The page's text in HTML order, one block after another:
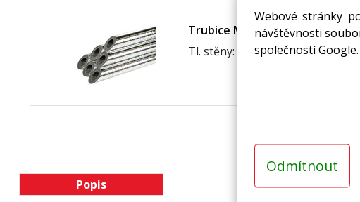
Webové stránky
návštěvnosti
společností
Odmítnout
Trubice MIRELON PET 50/25 mm
Tl. stěny: 25 mm
Popis